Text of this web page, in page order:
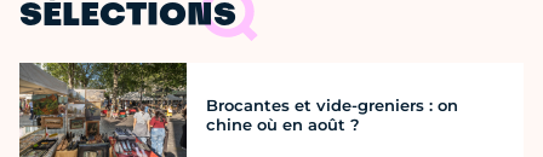
SÉLECTIONS
Brocantes et vide-greniers : on
chine où en août ?